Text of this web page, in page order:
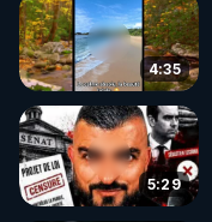
4:35
5:29